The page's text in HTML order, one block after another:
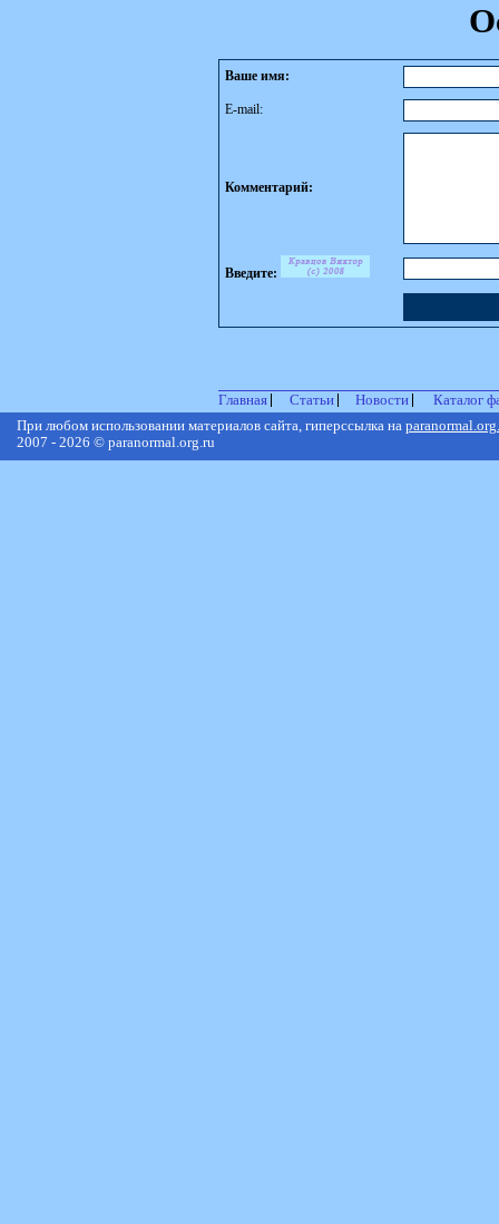
Ваше имя:
E-mail:
Комментарий:
Введите:
Главная Статьи Новости
Каталог
При любом использовании материалов сайта, гиперссылка на
2007 - 2026 © paranormal.org.ru